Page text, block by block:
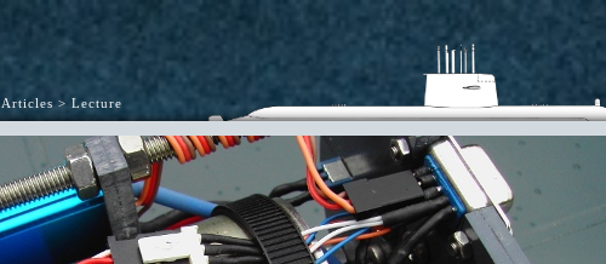
Articles Lecture